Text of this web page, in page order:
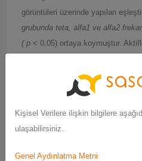
görüntüleri üzerinde yapılan
grubunda teta, alfa1 ve alfa2
( p < 0,05) ortaya koymuştur.
alanları (BA) 20, 21, 22, 40 ve 42;
bilişsel işlevlerle ilişkili ağlar yer
Sonuç:Bu bulgular, BB
aktivasyonunu indükleyerek AD
Kişisel Verilere ilişkin bilgilere
ulaşabilirsiniz.
Genel Aydınlatma Metni